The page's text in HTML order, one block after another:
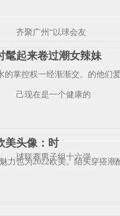
齐聚广州“以球会友
己现在是一个健康的
球联赛男子组十六强
髦起来卷过潮女辣妹
的掌控权一经渐渐交。的他们
美头像：时
力也为2022欧美。陌头穿搭